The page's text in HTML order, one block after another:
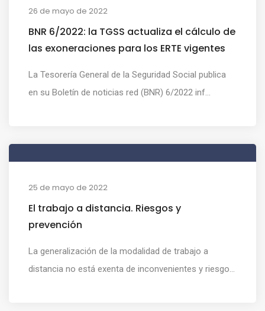
26 de mayo de 2022
BNR 6/2022: la TGSS actualiza el cálculo de
las exoneraciones para los ERTE vigentes
La Tesorería General de la Seguridad Social publica
en su Boletín de noticias red (BNR) 6/2022 inf...
25 de mayo de 2022
El trabajo a distancia. Riesgos y
prevención
La generalización de la modalidad de trabajo a
distancia no está exenta de inconvenientes y riesgo...